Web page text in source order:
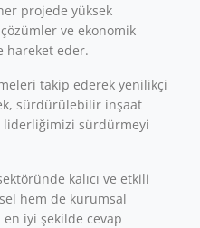
projede yüksek
ve ekonomik
hareket eder.
takip ederek yenilikçi
sürdürülebilir inşaat
liderliğimizi sürdürmeyi
kalıcı ve etkili
hem de kurumsal
iyi şekilde cevap